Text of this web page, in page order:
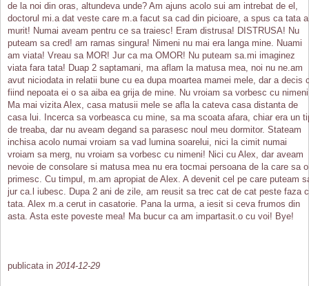
de la noi din oras, altundeva unde? Am ajuns acolo sui am intrebat de el,
doctorul mi.a dat veste care m.a facut sa cad din picioare, a spus ca tata a
murit! Numai aveam pentru ce sa traiesc! Eram distrusa! DISTRUSA! Nu
puteam sa cred! am ramas singura! Nimeni nu mai era langa mine. Nuami
am viata! Vreau sa MOR! Jur ca ma OMOR! Nu puteam sa.mi imaginez
viata fara tata! Duap 2 saptamani, ma aflam la matusa mea, noi nu ne.am
avut niciodata in relatii bune cu ea dupa moartea mamei mele, dar a decis
fiind nepoata ei o sa aiba ea grija de mine. Nu vroiam sa vorbesc cu
Ma mai vizita Alex, casa matusii mele se afla la cateva casa distanta de
casa lui. Incerca sa vorbeasca cu mine, sa ma scoata afara, chiar era un
de treaba, dar nu aveam degand sa parasesc noul meu dormitor. Stateam
inchisa acolo numai vroiam sa vad lumina soarelui, nici la cimit numai
vroiam sa merg, nu vroiam sa vorbesc cu nimeni! Nici cu Alex, dar aveam
nevoie de consolare si matusa mea nu era tocmai persoana de la care sa o
primesc. Cu timpul, m.am apropiat de Alex. A devenit cel pe care puteam
jur ca.l iubesc. Dupa 2 ani de zile, am reusit sa trec cat de cat peste faza
tata. Alex m.a cerut in casatorie. Pana la urma, a iesit si ceva frumos din
asta. Asta este poveste mea! Ma bucur ca am impartasit.o cu voi! Bye!
publicata in 2014-12-29